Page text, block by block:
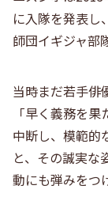
に入隊を発表し
師団イギジャ部
当時まだ若手俳
「早く義務を
中断し、模範的
と、その誠実な
動にも弾みをつ